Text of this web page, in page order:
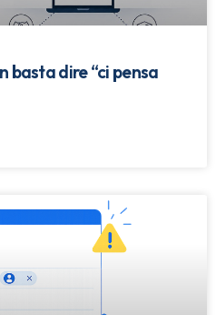
basta dire “ci pensa